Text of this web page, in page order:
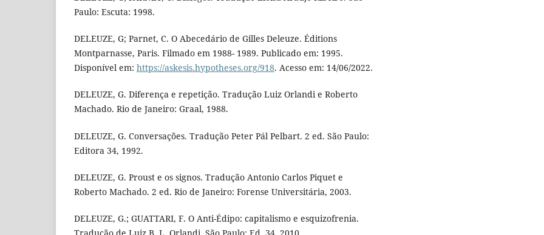
Paulo: Escuta: 1998.
DELEUZE, G; Parnet, C. O Abecedário de Gilles Deleuze. Éditions
Montparnasse, Paris. Filmado em 1988- 1989. Publicado em: 1995.
Disponível em: https://askesis.hypotheses.org/918. Acesso em: 14/06/2022.
DELEUZE, G. Diferença e repetição. Tradução Luiz Orlandi e Roberto
Machado. Rio de Janeiro: Graal, 1988.
DELEUZE, G. Conversações. Tradução Peter Pál Pelbart. 2 ed. São Paulo:
Editora 34, 1992.
DELEUZE, G. Proust e os signos. Tradução Antonio Carlos Piquet e
Roberto Machado. 2 ed. Rio de Janeiro: Forense Universitária, 2003.
DELEUZE, G.; GUATTARI, F. O Anti-Édipo: capitalismo e esquizofrenia.
Tradução de Luiz B. L. Orlandi. São Paulo: Ed. 34. 2010.